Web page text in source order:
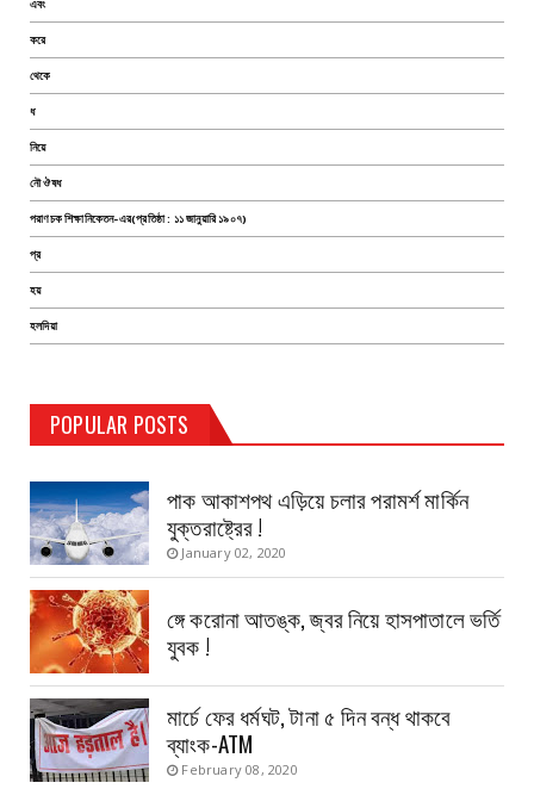
এবং
করে
থেকে
ধ
নিয়ে
নৌ ঔষধ
পরাণচক শিক্ষানিকেতন-এর(প্রতিষ্ঠা : ১১ জানুয়ারি ১৯০৭)
প্র
হয়
হলদিয়া
POPULAR POSTS
TEST PAGE
August 14, 2019
পাক আকাশপথ এড়িয়ে চলার পরামর্শ মার্কিন
যুক্তরাষ্ট্রের !
January 02, 2020
ঙ্গে করোনা আতঙ্ক, জ্বর নিয়ে হাসপাতালে ভর্তি
যুবক !
মার্চে ফের ধর্মঘট, টানা ৫ দিন বন্ধ থাকবে
ব্যাংক-ATM
February 08, 2020